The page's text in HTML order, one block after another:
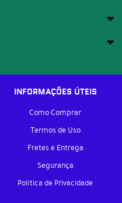
INFORMAÇÕES ÚTEIS
Como Comprar
Termos de Uso
Fretes e Entrega
Segurança
Política de Privacidade